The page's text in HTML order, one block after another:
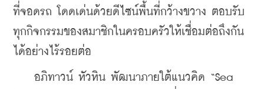
ที่จอดรถ โดดเด่นด้วยดีไซน์พื้นที่กว้างขวาง ตอบรับ
ทุกกิจกรรมของสมาชิกในครอบครัวให้เชื่อมต่อถึงกัน
ได้อย่างไร้รอยต่อ
อภิทาวน์ หัวหิน พัฒนาภายใต้แนวคิด “Sea